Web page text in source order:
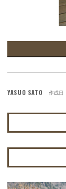
YASUO SATO 作成日